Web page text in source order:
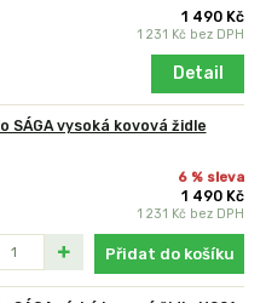
1 490 Kč
1 231 Kč bez DPH
Detail
vysoká kovová židle
6 % sleva
1 490 Kč
1 231 Kč bez DPH
Přidat do košíku